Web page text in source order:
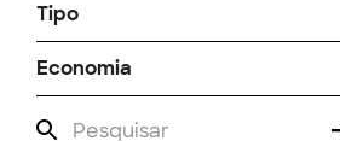
Tipo
Economia